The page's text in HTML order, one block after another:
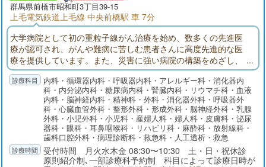
群馬県前橋市昭和町3丁目39-15
上毛電気鉄道上毛線 中央前橋駅 車 7分
大学病院として初の重粒子線がん治療を始め、数多くの先進医
療が認可され、がんや難病に苦しむ患者さんに高度先進的な医
療を提供しています。また、災害に強い病院の構築をめざし、
県より災害拠点病院に指定されました。受診される患者さんや
ご家族の方へ良質かつ快適な療養環境を提供できるよう、職員
教育の充実と施設・設備の整備に鋭意努めております。
内科・循環器内科・呼吸器内科・アレルギー科・消化器内
科・内分泌内科・糖尿病内科・腎臓内科・リウマチ科・血液
内科・脳神経内科・精神科・外科・消化器外科・呼吸器外
科・心臓血管外科・整形外科・形成外科・脳神経外科・乳腺
外科・小児外科・小児科・産婦人科・婦人科・皮膚科・泌尿
器科・眼科・耳鼻咽喉科・リハビリ科・麻酔科・放射線科・
歯科口腔外科・病理診断科・救急科・人工透析・救急
受付時間 月火水木金 08:30〜10:30 土・日・祝休診
原則紹介制､一部診療科予約制 科目によって診療日時が